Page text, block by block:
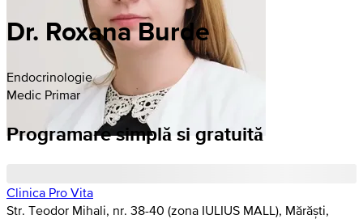
Dr. Roxana Burde
Endocrinologie
Medic Primar
Programare simplă si gratuită
Clinica Pro Vita
Str. Teodor Mihali, nr. 38-40 (zona IULIUS MALL), Mărăști,